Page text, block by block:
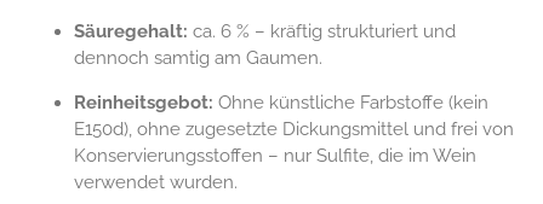
Säuregehalt: ca. 6 % – kräftig strukturiert und
dennoch samtig am Gaumen.
Reinheitsgebot: Ohne künstliche Farbstoffe (kein
E150d), ohne zugesetzte Dickungsmittel und frei von
Konservierungsstoffen – nur Sulfite, die im Wein
verwendet wurden.